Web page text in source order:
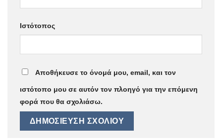
Ιστότοπος
Αποθήκευσε το όνομά μου, email, και τον
ιστότοπο μου σε αυτόν τον πλοηγό για την επόμενη
φορά που θα σχολιάσω.